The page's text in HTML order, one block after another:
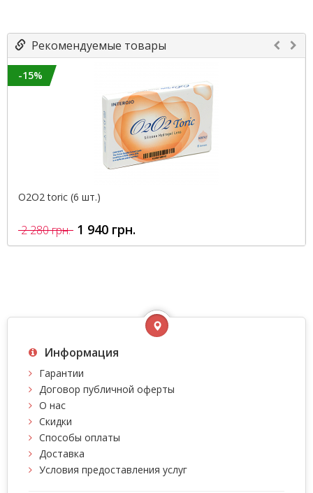
Рекомендуемые товары
-15%
O2O2 toric (6 шт.)
2 280 грн. 1 940 грн.
Информация
Гарантии
Договор публичной оферты
О нас
Скидки
Способы оплаты
Доставка
Условия предоставления услуг